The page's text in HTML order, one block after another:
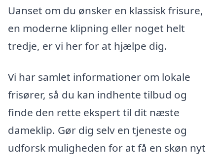
Uanset om du ønsker en klassisk frisure,
en moderne klipning eller noget helt
tredje, er vi her for at hjælpe dig.
Vi har samlet informationer om lokale
frisører, så du kan indhente tilbud og
finde den rette ekspert til dit næste
dameklip. Gør dig selv en tjeneste og
udforsk muligheden for at få en skøn nyt